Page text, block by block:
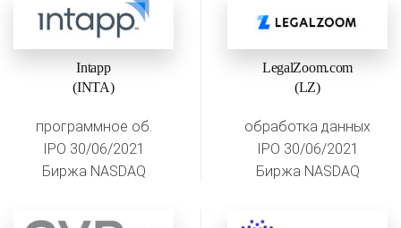
Intapp
(INTA)
программное об.
IPO 30/06/2021
Биржа NASDAQ
LegalZoom.com
(LZ)
обработка данных
IPO 30/06/2021
Биржа NASDAQ